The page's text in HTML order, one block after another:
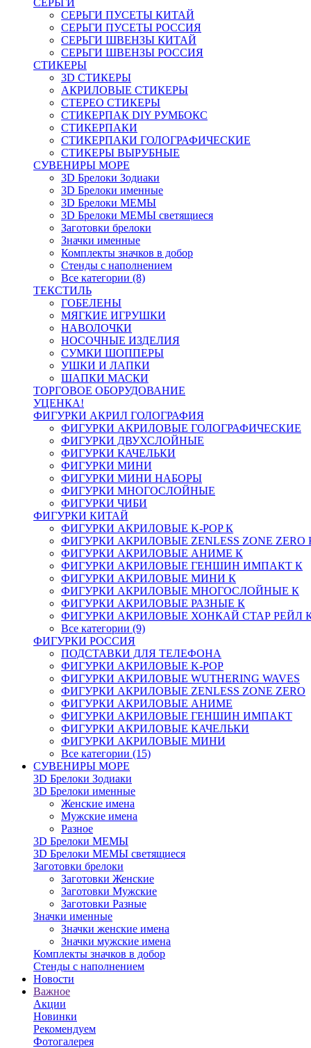
СЕРЬГИ
СЕРЬГИ ПУСЕТЫ КИТАЙ
СЕРЬГИ ПУСЕТЫ РОССИЯ
СЕРЬГИ ШВЕНЗЫ КИТАЙ
СЕРЬГИ ШВЕНЗЫ РОССИЯ
СТИКЕРЫ
3D СТИКЕРЫ
АКРИЛОВЫЕ СТИКЕРЫ
СТЕРЕО СТИКЕРЫ
СТИКЕРПАК DIY РУМБОКС
СТИКЕРПАКИ
СТИКЕРПАКИ ГОЛОГРАФИЧЕСКИЕ
СТИКЕРЫ ВЫРУБНЫЕ
СУВЕНИРЫ МОРЕ
3D Брелоки Зодиаки
3D Брелоки именные
3D Брелоки МЕМЫ
3D Брелоки МЕМЫ светящиеся
Заготовки брелоки
Значки именные
Комплекты значков в добор
Стенды с наполнением
Все категории (8)
ТЕКСТИЛЬ
ГОБЕЛЕНЫ
МЯГКИЕ ИГРУШКИ
НАВОЛОЧКИ
НОСОЧНЫЕ ИЗДЕЛИЯ
СУМКИ ШОППЕРЫ
УШКИ И ЛАПКИ
ШАПКИ МАСКИ
ТОРГОВОЕ ОБОРУДОВАНИЕ
УЦЕНКА!
ФИГУРКИ АКРИЛ ГОЛОГРАФИЯ
ФИГУРКИ АКРИЛОВЫЕ ГОЛОГРАФИЧЕСКИЕ
ФИГУРКИ ДВУХСЛОЙНЫЕ
ФИГУРКИ КАЧЕЛЬКИ
ФИГУРКИ МИНИ
ФИГУРКИ МИНИ НАБОРЫ
ФИГУРКИ МНОГОСЛОЙНЫЕ
ФИГУРКИ ЧИБИ
ФИГУРКИ КИТАЙ
ФИГУРКИ АКРИЛОВЫЕ K-POP К
ФИГУРКИ АКРИЛОВЫЕ ZENLESS ZONE ZERO
ФИГУРКИ АКРИЛОВЫЕ АНИМЕ К
ФИГУРКИ АКРИЛОВЫЕ ГЕНШИН ИМПАКТ К
ФИГУРКИ АКРИЛОВЫЕ МИНИ К
ФИГУРКИ АКРИЛОВЫЕ МНОГОСЛОЙНЫЕ К
ФИГУРКИ АКРИЛОВЫЕ РАЗНЫЕ К
ФИГУРКИ АКРИЛОВЫЕ ХОНКАЙ СТАР РЕЙЛ
Все категории (9)
ФИГУРКИ РОССИЯ
ПОДСТАВКИ ДЛЯ ТЕЛЕФОНА
ФИГУРКИ АКРИЛОВЫЕ K-POP
ФИГУРКИ АКРИЛОВЫЕ WUTHERING WAVES
ФИГУРКИ АКРИЛОВЫЕ ZENLESS ZONE ZERO
ФИГУРКИ АКРИЛОВЫЕ АНИМЕ
ФИГУРКИ АКРИЛОВЫЕ ГЕНШИН ИМПАКТ
ФИГУРКИ АКРИЛОВЫЕ КАЧЕЛЬКИ
ФИГУРКИ АКРИЛОВЫЕ МИНИ
Все категории (15)
СУВЕНИРЫ МОРЕ
3D Брелоки Зодиаки
3D Брелоки именные
Женские имена
Мужские имена
Разное
3D Брелоки МЕМЫ
3D Брелоки МЕМЫ светящиеся
Заготовки брелоки
Заготовки Женские
Заготовки Мужские
Заготовки Разные
Значки именные
Значки женские имена
Значки мужские имена
Комплекты значков в добор
Стенды с наполнением
Новости
Важное
Акции
Новинки
Рекомендуем
Фотогалерея